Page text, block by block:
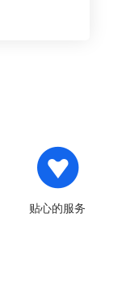
贴心的服务